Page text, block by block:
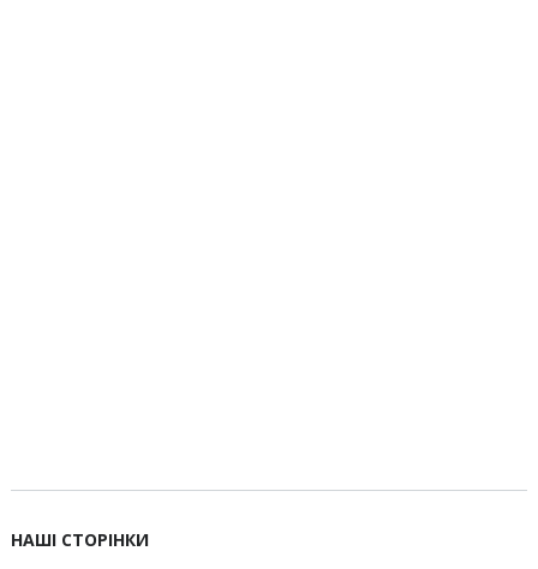
НАШІ СТОРІНКИ